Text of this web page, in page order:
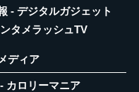
- デジタルガジェット
タメラッシュTV
ディア
カロリーマニア